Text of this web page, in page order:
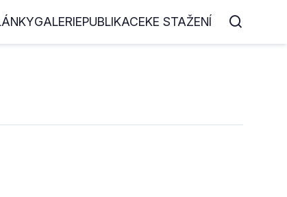
GALERIEPUBLIKACEKE STAŽENÍ